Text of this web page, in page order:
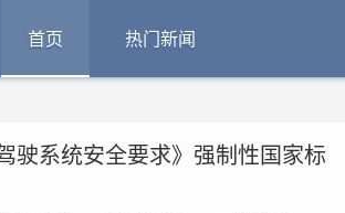
首页 热门新闻
驶系统安全要求》强制性国家标